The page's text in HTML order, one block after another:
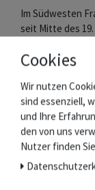
Im Südwesten
seit Mitte des
Region, die sich
Tradition
Messer und
Handarbeit
Stierkopf.
Die bis zu 216
Cookies
Wir nutzen
sind essenziell,
und Ihre
den von uns
Nutzer finden